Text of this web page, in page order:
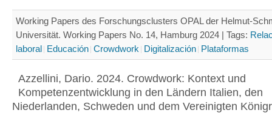
Working Papers des Forschungsclusters OPAL der Helmut-
Universität. Working Papers No. 14, Hamburg 2024 | Tags:
laboral Educación Crowdwork Digitalización Plataformas
Azzellini, Dario. 2024. Crowdwork: Kontext und
Kompetenzentwicklung in den Ländern Italien, den
Niederlanden, Schweden und dem Vereinigten